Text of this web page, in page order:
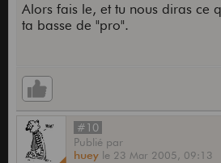
Alors fais le, et tu nous diras ce
ta basse de "pro".
#10
Publié par
huey le 23 Mar 2005, 09:13